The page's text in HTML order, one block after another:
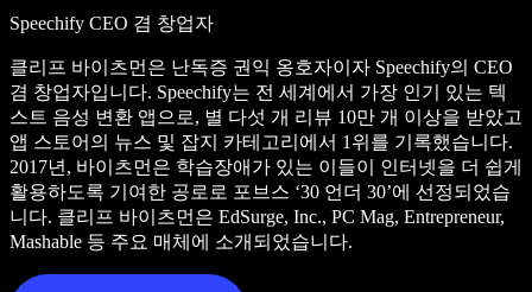
Speechify CEO 겸 창업자
클리프 바이츠먼은 난독증 권익 옹호자이자 Speechify의 CEO
겸 창업자입니다. Speechify는 전 세계에서 가장 인기 있는 텍
스트 음성 변환 앱으로, 별 다섯 개 리뷰 10만 개 이상을 받았고
앱 스토어의 뉴스 및 잡지 카테고리에서 1위를 기록했습니다.
2017년, 바이츠먼은 학습장애가 있는 이들이 인터넷을 더 쉽게
활용하도록 기여한 공로로 포브스 ‘30 언더 30’에 선정되었습
니다. 클리프 바이츠먼은 EdSurge, Inc., PC Mag, Entrepreneur,
Mashable 등 주요 매체에 소개되었습니다.